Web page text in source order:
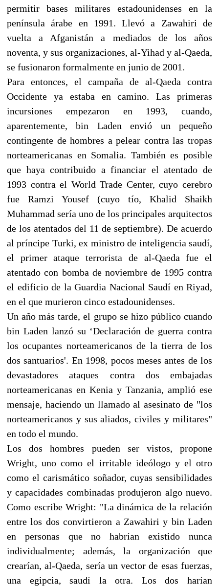
permitir bases militares estadounidenses en la
península árabe en 1991. Llevó a Zawahiri de
vuelta a Afganistán a mediados de los años
noventa, y sus organizaciones, al-Yihad y al-Qaeda,
se fusionaron formalmente en junio de 2001.
Para entonces, el campaña de al-Qaeda contra
Occidente ya estaba en camino. Las primeras
incursiones empezaron en 1993, cuando,
aparentemente, bin Laden envió un pequeño
contingente de hombres a pelear contra las tropas
norteamericanas en Somalia. También es posible
que haya contribuido a financiar el atentado de
1993 contra el World Trade Center, cuyo cerebro
fue Ramzi Yousef (cuyo tío, Khalid Shaikh
Muhammad sería uno de los principales arquitectos
de los atentados del 11 de septiembre). De acuerdo
al príncipe Turki, ex ministro de inteligencia saudí,
el primer ataque terrorista de al-Qaeda fue el
atentado con bomba de noviembre de 1995 contra
el edificio de la Guardia Nacional Saudí en Riyad,
en el que murieron cinco estadounidenses.
Un año más tarde, el grupo se hizo público cuando
bin Laden lanzó su ‘Declaración de guerra contra
los ocupantes norteamericanos de la tierra de los
dos santuarios'. En 1998, pocos meses antes de los
devastadores ataques contra dos embajadas
norteamericanas en Kenia y Tanzania, amplió ese
mensaje, haciendo un llamado al asesinato de "los
norteamericanos y sus aliados, civiles y militares"
en todo el mundo.
Los dos hombres pueden ser vistos, propone
Wright, uno como el irritable ideólogo y el otro
como el carismático soñador, cuyas sensibilidades
y capacidades combinadas produjeron algo nuevo.
Como escribe Wright: "La dinámica de la relación
entre los dos convirtieron a Zawahiri y bin Laden
en personas que no habrían existido nunca
individualmente; además, la organización que
crearían, al-Qaeda, sería un vector de esas fuerzas,
una egipcia, saudí la otra. Los dos harían